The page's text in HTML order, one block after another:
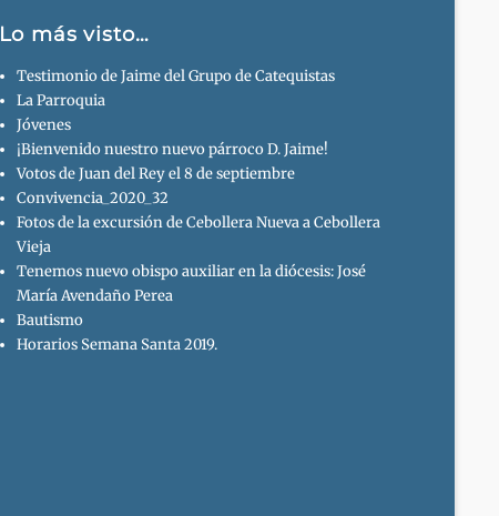
Lo más visto…
Testimonio de Jaime del Grupo de Catequistas
La Parroquia
Jóvenes
¡Bienvenido nuestro nuevo párroco D. Jaime!
Votos de Juan del Rey el 8 de septiembre
Convivencia_2020_32
Fotos de la excursión de Cebollera Nueva a Cebollera
Vieja
Tenemos nuevo obispo auxiliar en la diócesis: José
María Avendaño Perea
Bautismo
Horarios Semana Santa 2019.